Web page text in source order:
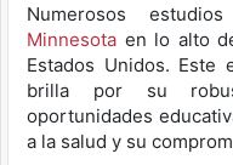
Numerosos
Minnesota en lo alto
Estados Unidos.
brilla por su
oportunidades
a la salud y su